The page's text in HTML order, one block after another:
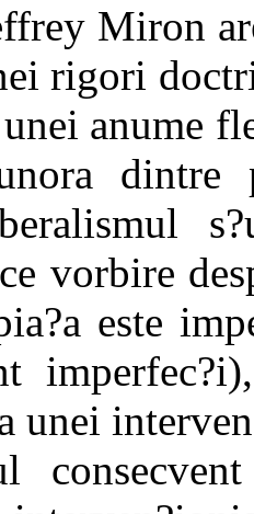
Miron
rigori
anume
unora
vorbire
este
unei